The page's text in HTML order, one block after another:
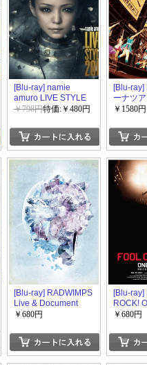
[Blu-ray] namie
amuro LIVE STYLE
2011
￥798円特価:￥480円
[Blu-ray]
ーナツ
にはも
￥1580円
[Blu-ray] RADWIMPS
Live & Document
2014「×と○と君と」
￥680円
[Blu-ray]
ROCK!
ROCK
FILM
￥680円